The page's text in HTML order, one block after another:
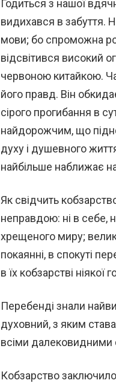
Годиться з нашої
видихався в забуття.
мови; бо спроможна
відсвітився високий
червоною китайкою.
його правд. Він
сірого прогибання в
найдорожчим, що
духу і душевного
найбільше наближає
Як свідчить
неправдою: ні в себе,
хрещеного миру;
покаянні, в спокуті
в їх кобзарстві ніякої
Перебенді знали
духовний, з яким
всіми
Кобзарство заключило